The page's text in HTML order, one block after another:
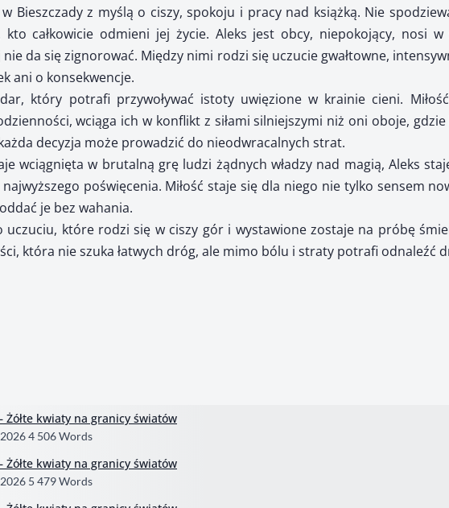
w Bieszczady z myślą o ciszy, spokoju i pracy nad książką. Nie
kto całkowicie odmieni jej życie. Aleks jest obcy, niepokojący, nosi
da się zignorować. Między nimi rodzi się uczucie gwałtowne,
ani o konsekwencje.
który potrafi przywoływać istoty uwięzione w krainie cieni.
wciąga ich w konflikt z siłami silniejszymi niż oni oboje,
decyzja może prowadzić do nieodwracalnych strat.
wciągnięta w brutalną grę ludzi żądnych władzy nad magią, Aleks
poświęcenia. Miłość staje się dla niego nie tylko sensem
je bez wahania.
uczuciu, które rodzi się w ciszy gór i wystawione zostaje na próbę
która nie szuka łatwych dróg, ale mimo bólu i straty potrafi odnaleźć
Żółte kwiaty na granicy światów
4 506 Words
Żółte kwiaty na granicy światów
5 479 Words